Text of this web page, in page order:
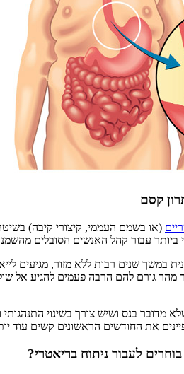
קסם
(או בשמם העממי, קיצורי קיבה)
עבור קהל האנשים הסובלים
במשך שנים רבות ללא מזור, מגיעים
מהר גורם להם הרבה פעמים להגיע אל
מדובר בנס ושיש צורך בשינוי
את החודשים הראשונים קשים עוד
לעבור ניתוח בריאטרי?